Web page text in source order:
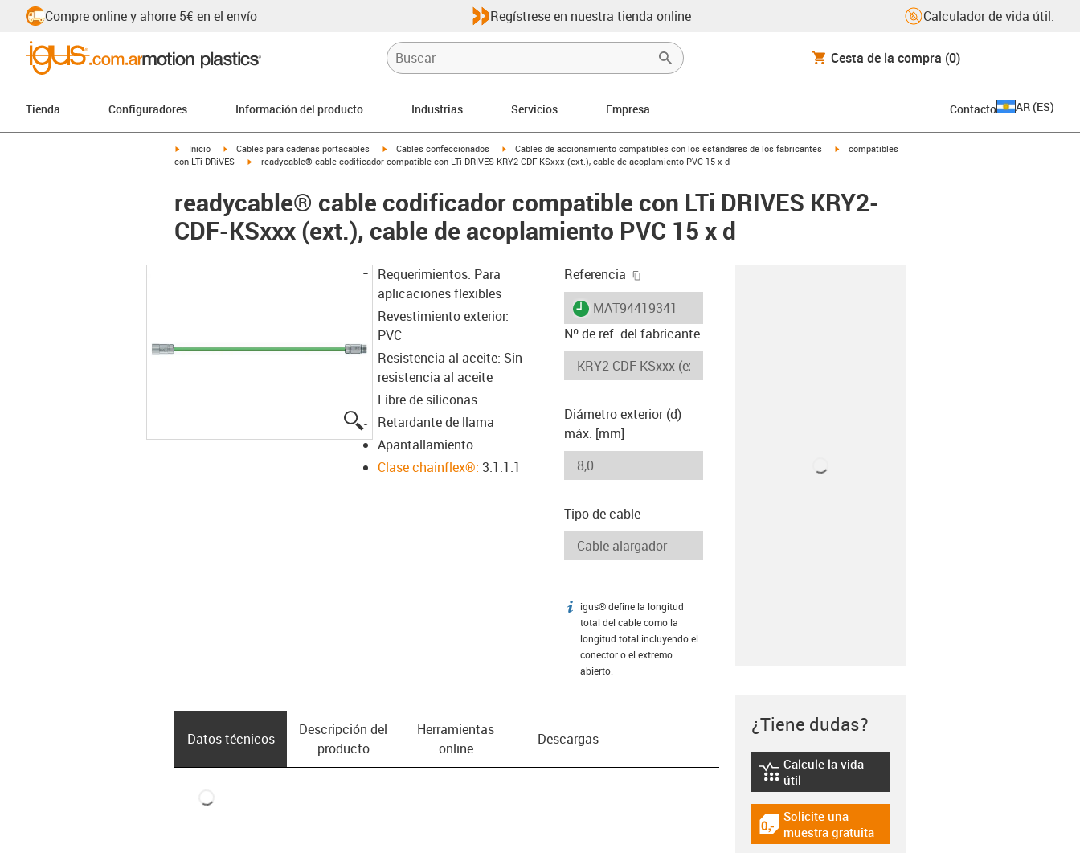
Compre online y ahorre 5€ en el envío Regístrese en nuestra tienda online Calculador de vida útil.
Cesta de la compra (0)
Tienda Configuradores Información del producto Industrias Servicios Empresa Contacto AR (ES)
igus-icon-arrow-right
Inicio igus-icon-arrow-right
Cables para cadenas portacables igus-icon-arrow-right
Cables confeccionados igus-icon-arrow-right
Cables de accionamiento compatibles con los estándares de los fabricantes igus-icon-arrow-right
compatibles
con LTi DRiVES
igus-icon-arrow-right
readycable® cable codificador compatible con LTi DRIVES KRY2-CDF-KSxxx (ext.), cable de acoplamiento PVC 15 x d
readycable® cable codificador compatible con LTi DRIVES KRY2-
CDF-KSxxx (ext.), cable de acoplamiento PVC 15 x d
igus-icon-lupe
Requerimientos: Para
aplicaciones flexibles
Revestimiento exterior:
PVC
Resistencia al aceite: Sin
resistencia al aceite
Libre de siliconas
Retardante de llama
Apantallamiento
Clase chainflex®: 3.1.1.1
Referencia
igus-icon-lieferzeit
MAT94419341
Nº de ref. del fabricante
Diámetro exterior (d)
máx. [mm]
Tipo de cable
igus-icon-info
igus® define la longitud
total del cable como la
longitud total incluyendo el
conector o el extremo
abierto.
Datos técnicos
Descripción del
producto
Herramientas
online
Descargas
¿Tiene dudas?
igus-icon-lebensdauerrechner
Calcule la vida
útil
igus-icon-gratismuster
Solicite una
muestra gratuita